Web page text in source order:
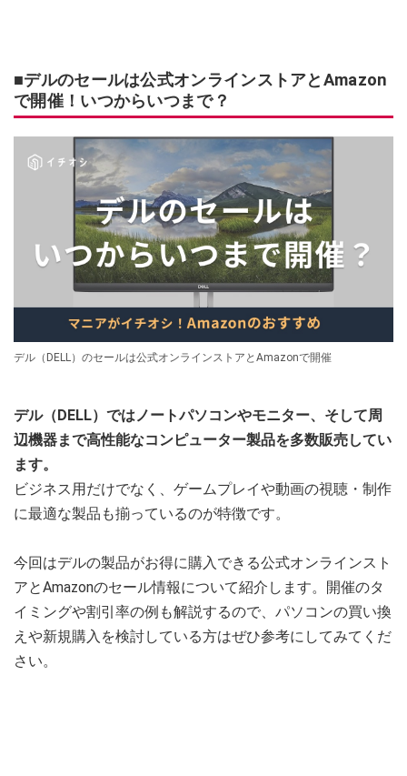
■デルのセールは公式オンラインストアとAmazon
で開催！いつからいつまで？
デル（DELL）のセールは公式オンラインストアとAmazonで開催
デル（DELL）ではノートパソコンやモニター、そして周
辺機器まで高性能なコンピューター製品を多数販売してい
ます。
ビジネス用だけでなく、ゲームプレイや動画の視聴・制作
に最適な製品も揃っているのが特徴です。
今回はデルの製品がお得に購入できる公式オンラインスト
アとAmazonのセール情報について紹介します。開催のタ
イミングや割引率の例も解説するので、パソコンの買い換
えや新規購入を検討している方はぜひ参考にしてみてくだ
さい。